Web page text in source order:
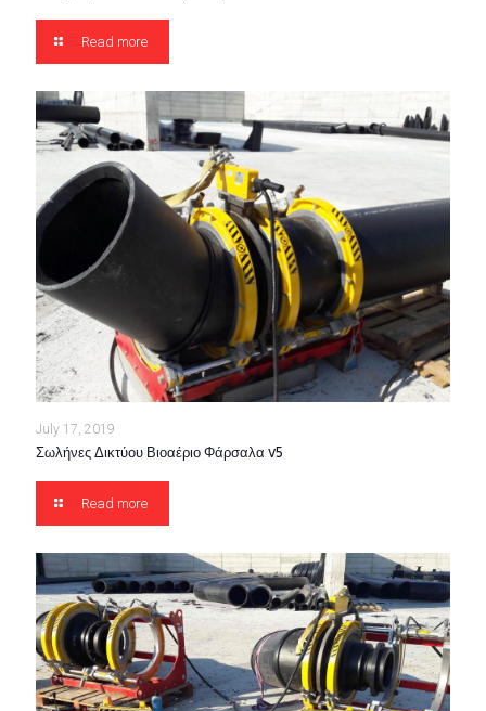
Read more
July 17, 2019
Σωλήνες Δικτύου Βιοαέριο Φάρσαλα v5
Read more